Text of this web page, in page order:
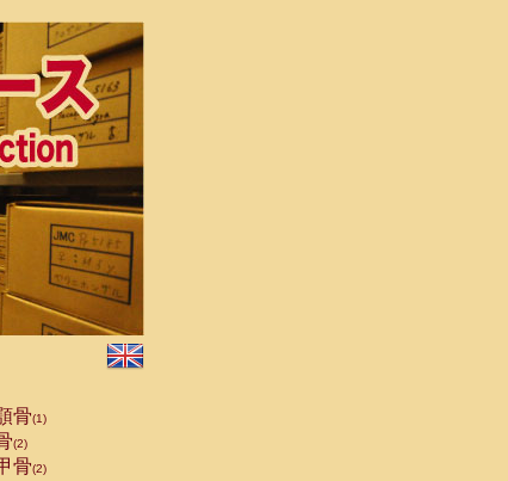
骨(1)
(2)
骨(2)